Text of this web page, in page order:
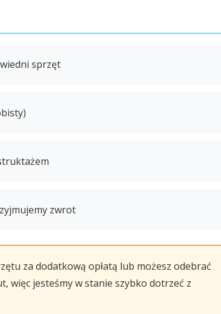
sprzęt
zwrot
za dodatkową opłatą lub możesz odebrać
więc jesteśmy w stanie szybko dotrzeć z